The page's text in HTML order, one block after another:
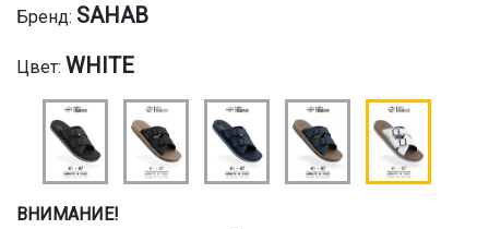
Бренд: SAHAB
Цвет: WHITE
ВНИМАНИЕ!